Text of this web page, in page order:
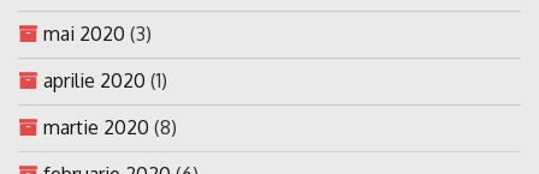
mai 2020 (3)
aprilie 2020 (1)
martie 2020 (8)